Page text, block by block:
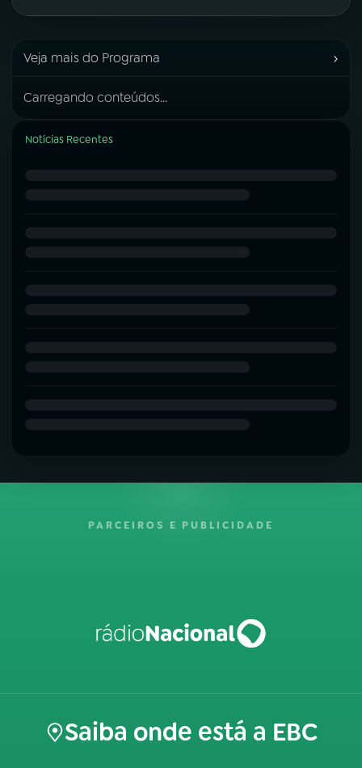
Veja mais do Programa ›
Carregando conteúdos...
Notícias Recentes
PARCEIROS E PUBLICIDADE
Saiba onde está a EBC